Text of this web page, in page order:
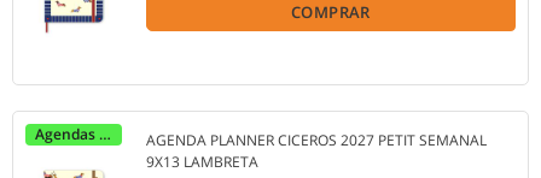
COMPRAR
Agendas 2027
AGENDA PLANNER CICEROS 2027 PETIT SEMANAL
9X13 LAMBRETA